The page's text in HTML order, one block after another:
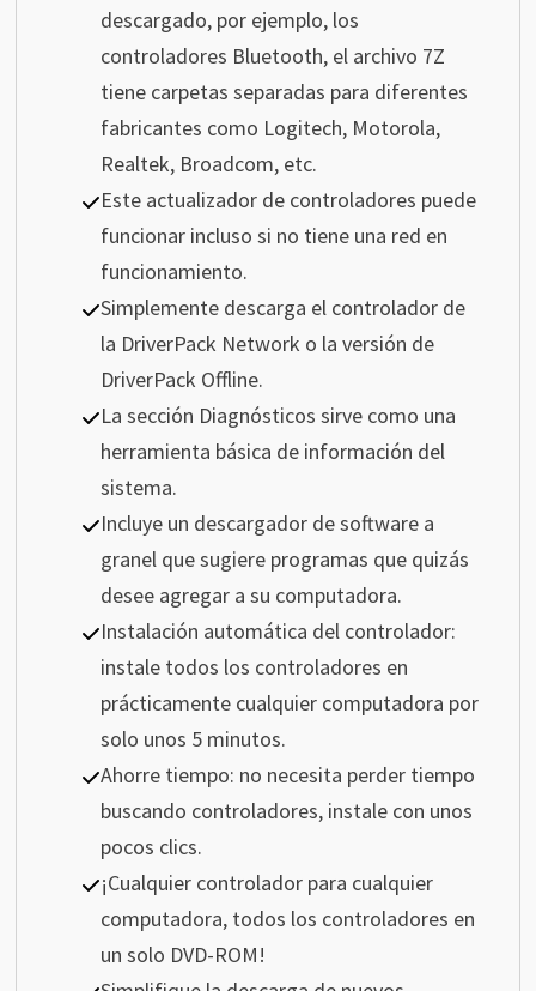
descargado, por ejemplo, los
controladores Bluetooth, el archivo 7Z
tiene carpetas separadas para diferentes
fabricantes como Logitech, Motorola,
Realtek, Broadcom, etc.
Este actualizador de controladores puede
funcionar incluso si no tiene una red en
funcionamiento.
Simplemente descarga el controlador de
la DriverPack Network o la versión de
DriverPack Offline.
La sección Diagnósticos sirve como una
herramienta básica de información del
sistema.
Incluye un descargador de software a
granel que sugiere programas que quizás
desee agregar a su computadora.
Instalación automática del controlador:
instale todos los controladores en
prácticamente cualquier computadora por
solo unos 5 minutos.
Ahorre tiempo: no necesita perder tiempo
buscando controladores, instale con unos
pocos clics.
¡Cualquier controlador para cualquier
computadora, todos los controladores en
un solo DVD-ROM!